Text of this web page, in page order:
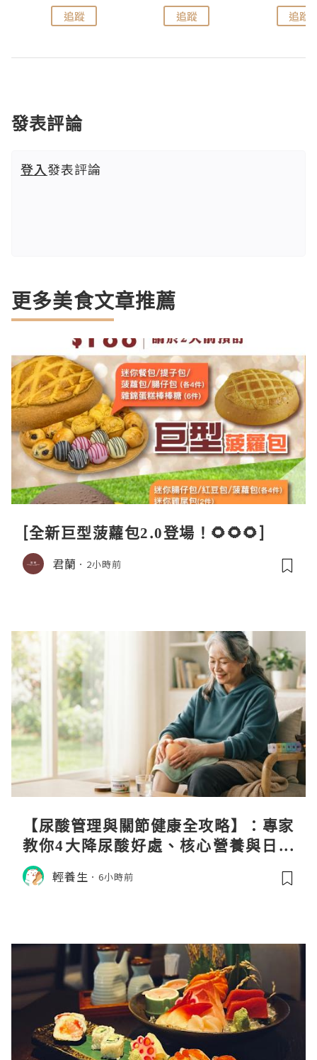
追蹤 追蹤 追蹤
發表評論
登入發表評論
更多美食文章推薦
[全新巨型菠蘿包2.0登場！🌻🌻🌻]
君蘭 2小時前
【尿酸管理與關節健康全攻略】：專家
教你4大降尿酸好處、核心營養與日常
飲食調理秘訣
輕養生 6小時前